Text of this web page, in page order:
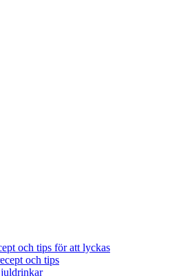
och tips för att lyckas
och tips